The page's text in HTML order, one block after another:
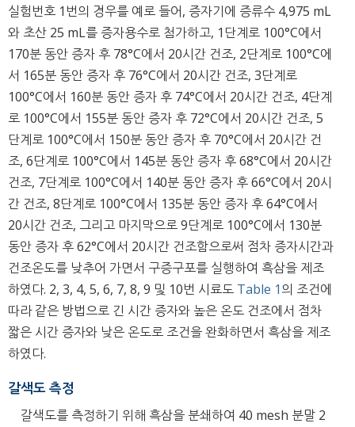
실험번호 1번의 경우를 예로 들어, 증자기에 증류수 4,975 mL
와 초산 25 mL를 증자용수로 첨가하고, 1단계로 100°C에서
170분 동안 증자 후 78°C에서 20시간 건조, 2단계로 100°C에
서 165분 동안 증자 후 76°C에서 20시간 건조, 3단계로
100°C에서 160분 동안 증자 후 74°C에서 20시간 건조, 4단계
로 100°C에서 155분 동안 증자 후 72°C에서 20시간 건조, 5
단계로 100°C에서 150분 동안 증자 후 70°C에서 20시간 건
조, 6단계로 100°C에서 145분 동안 증자 후 68°C에서 20시간
건조, 7단계로 100°C에서 140분 동안 증자 후 66°C에서 20시
간 건조, 8단계로 100°C에서 135분 동안 증자 후 64°C에서
20시간 건조, 그리고 마지막으로 9단계로 100°C에서 130분
동안 증자 후 62°C에서 20시간 건조함으로써 점차 증자시간과
건조온도를 낮추어 가면서 구증구포를 실행하여 흑삼을 제조
하였다. 2, 3, 4, 5, 6, 7, 8, 9 및 10번 시료도 Table 1의 조건에
따라 같은 방법으로 긴 시간 증자와 높은 온도 건조에서 점차
짧은 시간 증자와 낮은 온도로 조건을 완화하면서 흑삼을 제조
하였다.
갈색도 측정
갈색도를 측정하기 위해 흑삼을 분쇄하여 40 mesh 분말 2